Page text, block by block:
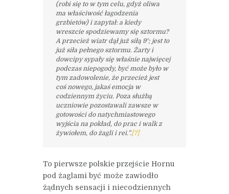
(robi się to w tym celu, gdyż oliwa
ma właściwość łagodzenia
grzbietów) i zapytał: a kiedy
wreszcie spodziewamy się sztormu?
A przecież wiatr dął już siłą 9°; jest to
już siła pełnego sztormu. Żarty i
dowcipy sypały się właśnie najwięcej
podczas niepogody, być może było w
tym zadowolenie, że przecież jest
coś nowego, jakaś emocja w
codziennym życiu. Poza służbą
uczniowie pozostawali zawsze w
gotowości do natychmiastowego
wyjścia na pokład, do prac i walk z
żywiołem, do żagli i rei.”.[7]
To pierwsze polskie przejście Hornu
pod żaglami być może zawiodło
żądnych sensacji i niecodziennych